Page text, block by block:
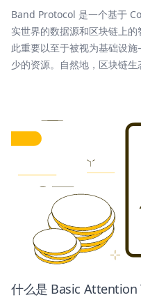
Band Protocol 是一个基于
实世界的数据源和区块链上
此重要以至于被视为基础设
少的资源。自然地，区块链生
什么是 Basic Attention